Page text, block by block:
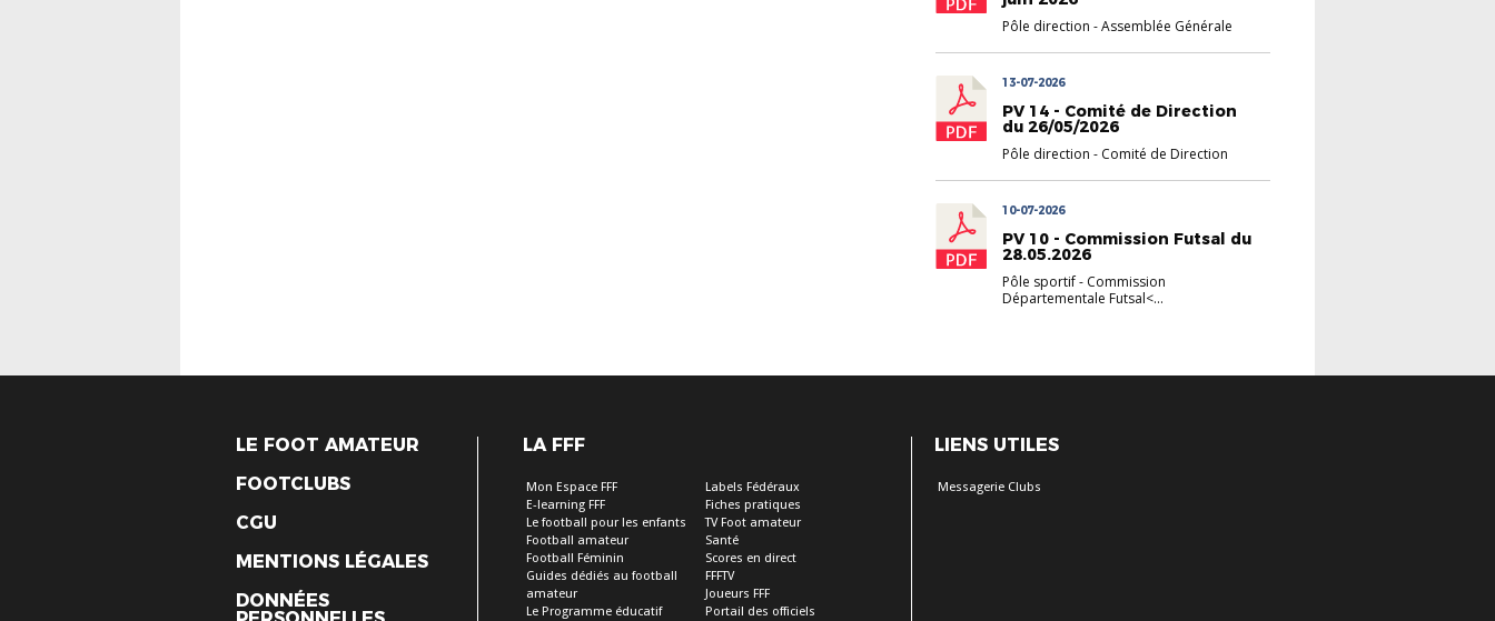
Pôle direction -Assemblée Générale
13-07-2026
PV 14 - Comité de Direction
du 26/05/2026
Pôle direction - Comité de Direction
10-07-2026
PV 10 - Commission Futsal du
28.05.2026
Pôle sportif- Commission
Départementale Futsal<...
LE FOOT AMATEUR
FOOTCLUBS
CGU
MENTIONS LÉGALES
DONNÉES
LA FFF
Mon Espace FFF
E-learning FFF
Le football pour les enfants
Football amateur
Football Féminin
Guides dédiés au football
amateur
Le Programme éducatif
Labels Fédéraux
Fiches pratiques
TV Foot amateur
Santé
Scores en direct
FFFTV
Joueurs FFF
Portail des officiels
LIENS UTILES
Messagerie Clubs